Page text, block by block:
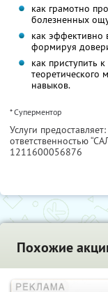
как грамотно
болезненных
как эффективно
формируя
как приступить
теоретического
навыков.
* Суперментор
Услуги
ответственностью
1211600056876
Похожие